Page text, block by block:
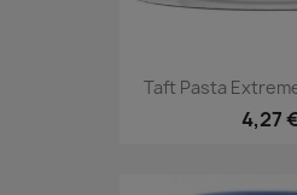
Taft Pasta
4,27